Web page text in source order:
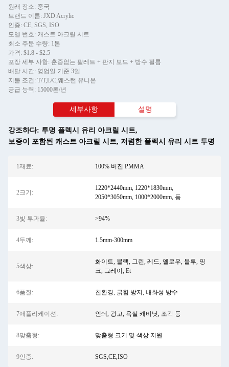
원래 장소: 중국
브랜드 이름: JXD Acrylic
인증: CE, SGS, ISO
모델 번호: 캐스트 아크릴 시트
최소 주문 수량: 1톤
가격: $1.8 - $2.5
포장 세부 사항: 훈증없는 팔레트 + 판지 보드 + 방수 필름
배달 시간: 영업일 기준 3일
지불 조건: T/T,L/C,웨스턴 유니온
공급 능력: 15000톤/년
세부사항 설명
강조하다: 투명 플렉시 유리 아크릴 시트,
보증이 포함된 캐스트 아크릴 시트, 저렴한 플렉시 유리 시트 투명
1재료: 100% 버진 PMMA
2크기:
1220*2440mm, 1220*1830mm,
2050*3050mm, 1000*2000mm, 등
3빛 투과율: >94%
4두께: 1.5mm-300mm
5색상:
화이트, 블랙, 그린, 레드, 옐로우, 블루, 핑
크, 그레이, Et
6품질: 친환경, 긁힘 방지, 내화성 방수
7애플리케이션: 인쇄, 광고, 욕실 캐비닛, 조각 등
8맞춤형: 맞춤형 크기 및 색상 지원
9인증: SGS,CE,ISO